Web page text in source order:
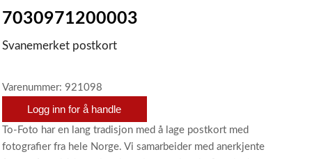
7030971200003
Svanemerket postkort
Varenummer: 921098
Logg inn for å handle
To-Foto har en lang tradisjon med å lage postkort med
fotografier fra hele Norge. Vi samarbeider med anerkjente